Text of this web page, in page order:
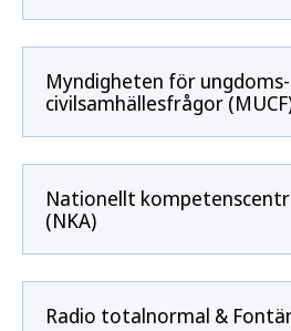
Myndigheten för
civilsamhällesfrågor
Nationellt
(NKA)
Radio totalnormal &